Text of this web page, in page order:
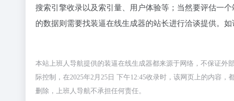
搜索引擎收录以及索引量、用户体验等；当然要评估一
的数据则需要找装逼在线生成器的站长进行洽谈提供。如
本站上班人导航提供的装逼在线生成器都来源于网络，不保证外
际控制，在2025年2月25日 下午12:45收录时，该网页上的内容
删除，上班人导航不承担任何责任。